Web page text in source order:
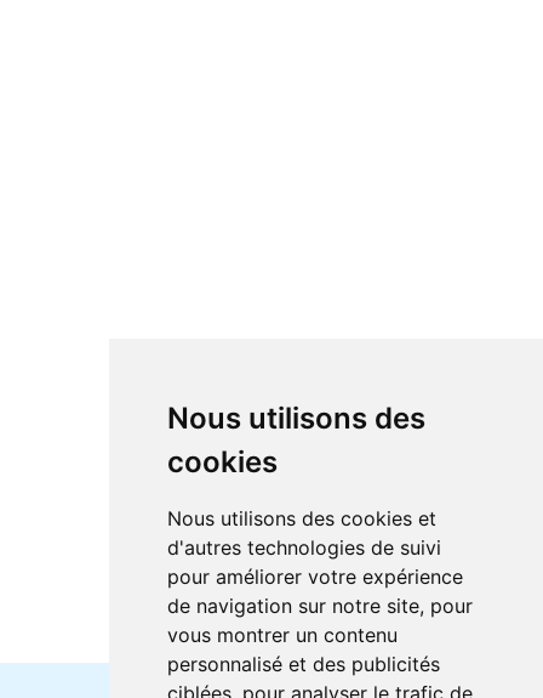
Nous utilisons des
cookies
Nous utilisons des cookies et
d'autres technologies de suivi
pour améliorer votre expérience
de navigation sur notre site, pour
vous montrer un contenu
personnalisé et des publicités
ciblées, pour analyser le trafic de